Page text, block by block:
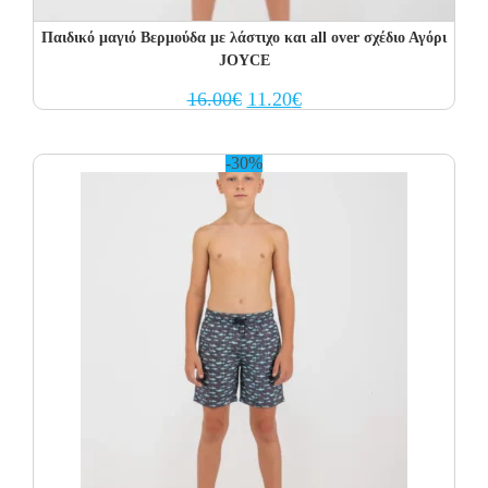
Παιδικό μαγιό Βερμούδα με λάστιχο και all over σχέδιο Αγόρι
JOYCE
16.00€ Original
price
11.20€Current
price
-30%